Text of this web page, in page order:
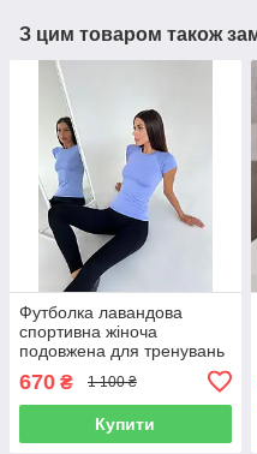
З цим товаром також
Футболка лавандова
спортивна жіноча
подовжена для тренувань
рукавом
670 ₴ 1 100 ₴
Купити